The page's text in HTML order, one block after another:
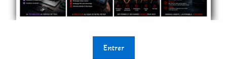
Entrer